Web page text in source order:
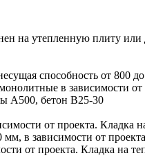
утепленную плиту или
способность от 800
в зависимости
А500, бетон В25-30
от проекта. Кладка
в зависимости от
от проекта. Кладка на